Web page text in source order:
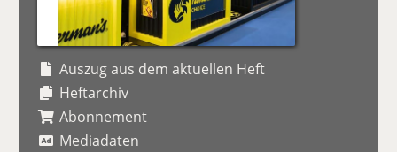
Auszug aus dem aktuellen Heft
Heftarchiv
Abonnement
Mediadaten